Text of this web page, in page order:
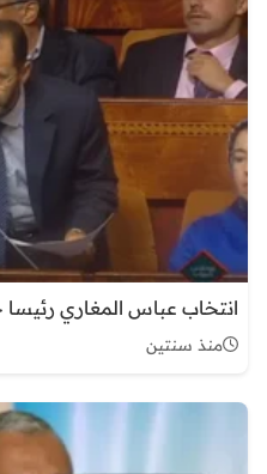
انتخاب عباس المغاري
منذ سنتين